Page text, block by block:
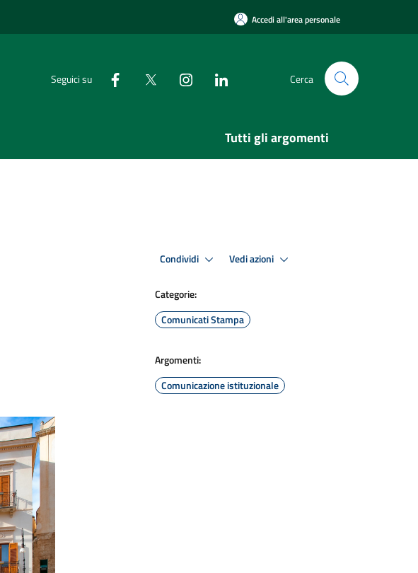
Accedi all'area personale
Seguici su Cerca
Tutti gli argomenti
Condividi Vedi azioni
Categorie:
Comunicati Stampa
Argomenti:
Comunicazione istituzionale